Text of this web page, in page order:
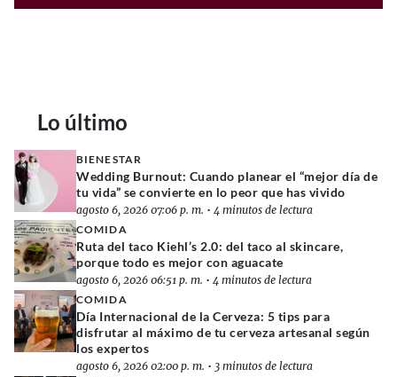
Lo último
BIENESTAR
Wedding Burnout: Cuando planear el “mejor día de
tu vida” se convierte en lo peor que has vivido
agosto 6, 2026 07:06 p. m. • 4 minutos de lectura
COMIDA
Ruta del taco Kiehl’s 2.0: del taco al skincare,
porque todo es mejor con aguacate
agosto 6, 2026 06:51 p. m. • 4 minutos de lectura
COMIDA
Día Internacional de la Cerveza: 5 tips para
disfrutar al máximo de tu cerveza artesanal según
los expertos
agosto 6, 2026 02:00 p. m. • 3 minutos de lectura